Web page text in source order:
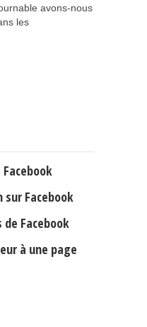
avons-nous
les
sur Facebook
Facebook
à une page